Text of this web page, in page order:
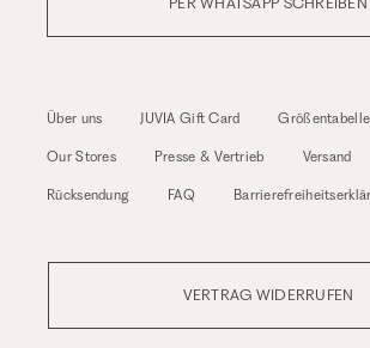
Über uns JUVIA Gift Card Größentabelle
Our Stores Presse & Vertrieb Versand
Rücksendung FAQ
VERTRAG WIDERRUFEN